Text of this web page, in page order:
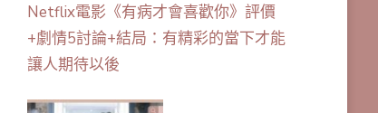
Netflix電影《有病才會喜歡你》評價
+劇情5討論+結局：有精彩的當下才能
讓人期待以後